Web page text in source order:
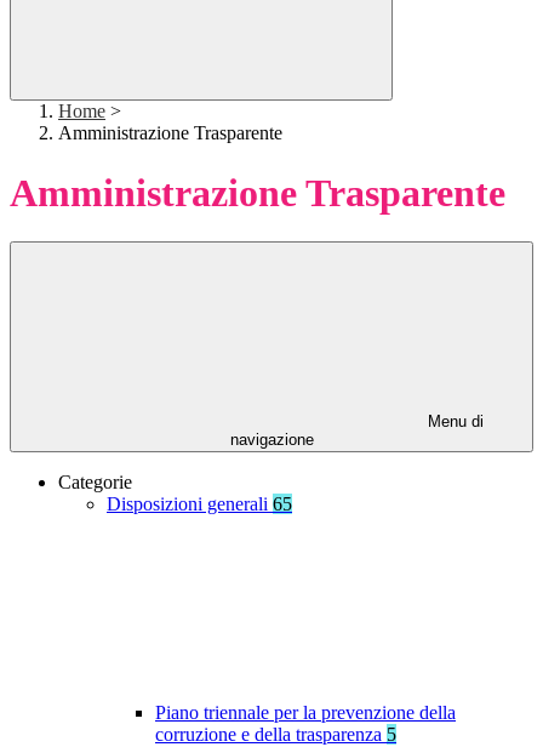
Home >
Amministrazione Trasparente
Amministrazione Trasparente
Menu di
navigazione
Categorie
Disposizioni generali 65
Piano triennale per la prevenzione della
corruzione e della trasparenza 5